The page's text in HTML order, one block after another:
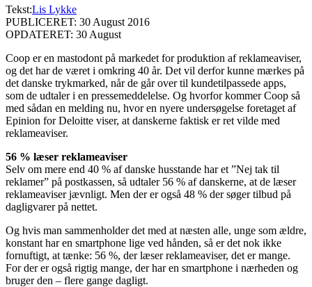
Tekst:Lis Lykke
PUBLICERET: 30 August 2016
OPDATERET: 30 August
Coop er en mastodont på markedet for produktion af reklameaviser,
og det har de været i omkring 40 år. Det vil derfor kunne mærkes på
det danske trykmarked, når de går over til kundetilpassede apps,
som de udtaler i en pressemeddelelse. Og hvorfor kommer Coop så
med sådan en melding nu, hvor en nyere undersøgelse foretaget af
Epinion for Deloitte viser, at danskerne faktisk er ret vilde med
reklameaviser.
56 % læser reklameaviser
Selv om mere end 40 % af danske husstande har et ”Nej tak til
reklamer” på postkassen, så udtaler 56 % af danskerne, at de læser
reklameaviser jævnligt. Men der er også 48 % der søger tilbud på
dagligvarer på nettet.
Og hvis man sammenholder det med at næsten alle, unge som ældre,
konstant har en smartphone lige ved hånden, så er det nok ikke
fornuftigt, at tænke: 56 %, der læser reklameaviser, det er mange.
For der er også rigtig mange, der har en smartphone i nærheden og
bruger den – flere gange dagligt.